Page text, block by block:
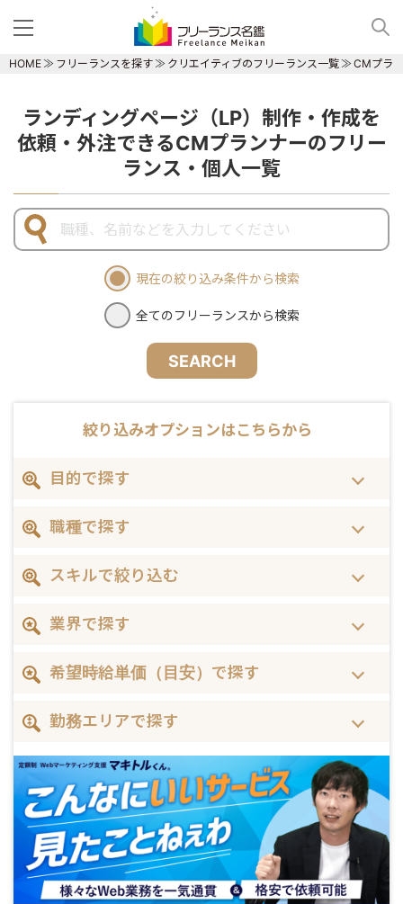
HOME フリーランスを探す クリエイティブのフリーランス一覧 CMプラ
ランディングページ（LP）制作・作成を
依頼・外注できるCMプランナーのフリー
ランス・個人一覧
現在の絞り込み条件から検索
全てのフリーランスから検索
SEARCH
絞り込みオプションはこちらから
目的で探す
職種で探す
スキルで絞り込む
業界で探す
希望時給単価（目安）で探す
勤務エリアで探す